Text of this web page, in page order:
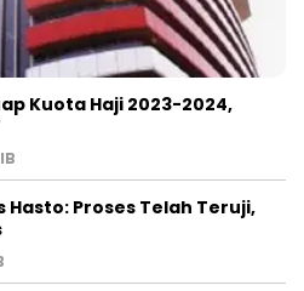
Kuota Haji 2023-2024,
Hasto: Proses Telah Teruji,